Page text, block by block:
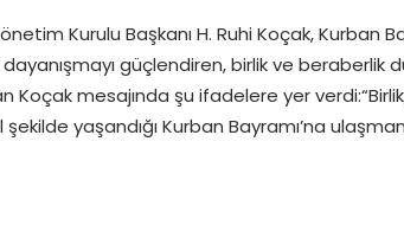
Kurulu Başkanı H. Ruhi Koçak, Kurban
güçlendiren, birlik ve beraberlik
mesajında şu ifadelere yer
yaşandığı Kurban Bayramı’na